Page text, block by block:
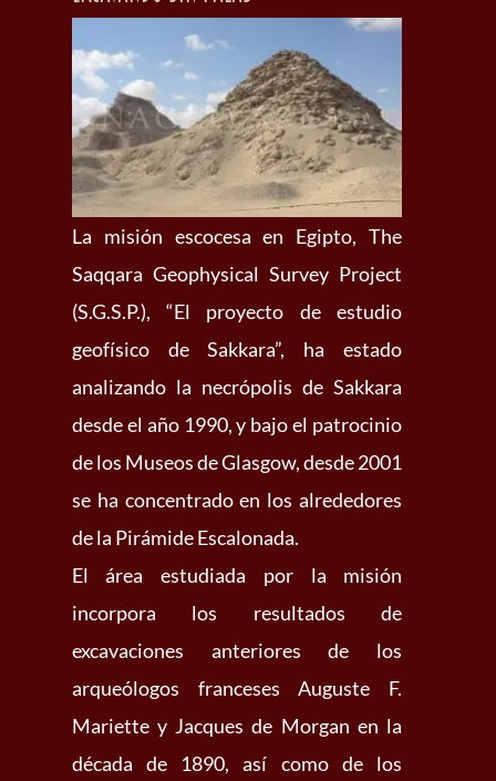
La misión escocesa en Egipto, The
Saqqara Geophysical Survey Project
(S.G.S.P.), “El proyecto de estudio
geofísico de Sakkara”, ha estado
analizando la necrópolis de Sakkara
desde el año 1990, y bajo el patrocinio
de los Museos de Glasgow, desde 2001
se ha concentrado en los alrededores
de la Pirámide Escalonada.
El área estudiada por la misión
incorpora los resultados de
excavaciones anteriores de los
arqueólogos franceses Auguste F.
Mariette y Jacques de Morgan en la
década de 1890, así como de los